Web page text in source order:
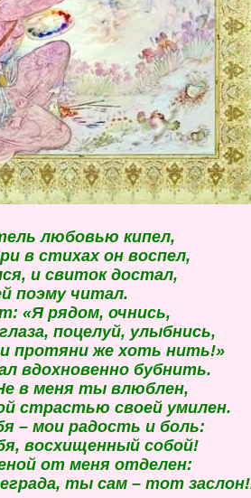
любовью кипел,
в стихах он воспел,
и свиток достал,
поэму читал.
«Я рядом, очнись,
поцелуй, улыбнись,
протяни же хоть нить!»
вдохновенно бубнить.
в меня ты влюблен,
страстью своей умилен.
– мои радость и боль:
восхищенный собой!
от меня отделен:
ты сам – тот